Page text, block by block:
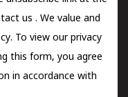
us . We value and
To view our privacy
this form, you agree
in accordance with